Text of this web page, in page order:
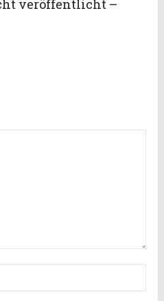
veröffentlicht –